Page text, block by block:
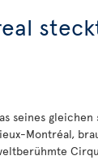
seines
Montréal,